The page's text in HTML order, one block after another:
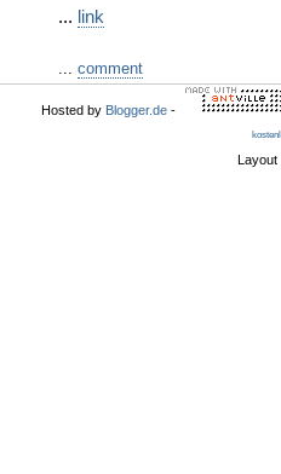
... link
... comment
Hosted by Blogger.de -